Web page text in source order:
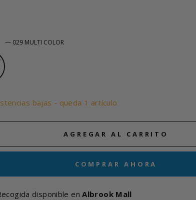
— 029 MULTI COLOR
bajas - queda 1 artículo
AGREGAR AL CARRITO
COMPRAR AHORA
disponible enAlbrook Mall